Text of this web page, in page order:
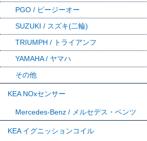
PGO / ピージーオー
SUZUKI / スズキ(二輪)
TRIUMPH / トライアンフ
YAMAHA / ヤマハ
その他
KEA NOxセンサー
Mercedes-Benz / メルセデス・ベンツ
KEA イグニッションコイル